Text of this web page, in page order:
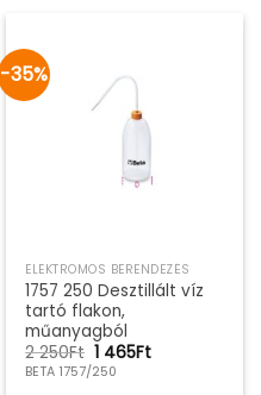
-35%
ELEKTROMOS BERENDEZÉS
1757 250 Desztillált víz
tartó flakon,
műanyagból
2 250Ft Original
price
was:
1 465FtCurrent
BETA 1757/250